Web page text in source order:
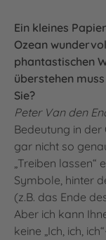
Ein kleines
Ozean
phantastischen
überstehen
Sie?
Peter Van den
Bedeutung in der
gar nicht so
„Treiben lassen“
Symbole, hinter
(z.B. das Ende
Aber ich kann
keine „Ich, ich,